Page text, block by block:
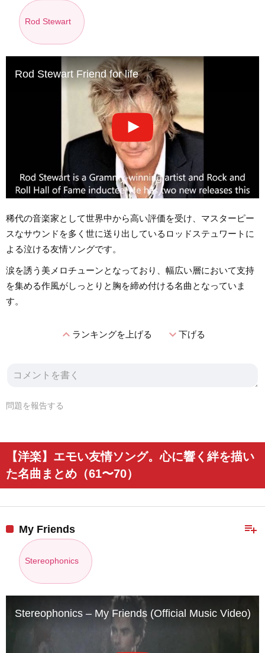
Rod Stewart
Rod Stewart Friend for life
稀代の音楽家として世界中から高い評価を受け、マスターピー
スなサウンドを多く世に送り出しているロッドステュワートに
よる泣ける友情ソングです。
涙を誘う美メロチューンとなっており、幅広い層において支持
を集める作風がしっとりと胸を締め付ける名曲となっていま
す。
expand_lessランキングを上げる expand_more下げる
問題を報告する
【洋楽】エモい友情ソング。心に響く絆を描い
た名曲まとめ（61〜70）
playlist_add
My Friends
Stereophonics
Stereophonics – My Friends (Official Music Video)